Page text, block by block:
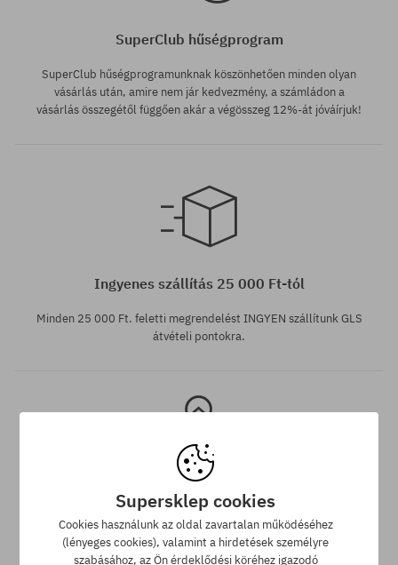
SuperClub hűségprogram
SuperClub hűségprogramunknak köszönhetően minden olyan
vásárlás után, amire nem jár kedvezmény, a számládon a
vásárlás összegétől függően akár a végösszeg 12%-át jóváírjuk!
Ingyenes szállítás 25 000 Ft-tól
Minden 25 000 Ft. feletti megrendelést INGYEN szállítunk GLS
átvételi pontokra.
Legjobb ár garancia
A legjobb árak nálunk vannak, de ha véletlenül egy más
Supersklep cookies
Cookies használunk az oldal zavartalan működéséhez
(lényeges cookies), valamint a hirdetések személyre
szabásához, az Ön érdeklődési köréhez igazodó